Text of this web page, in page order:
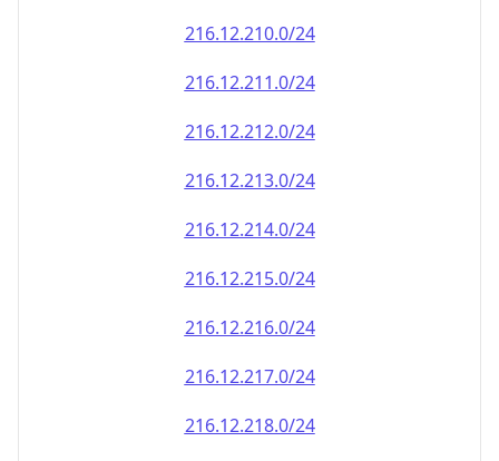
216.12.210.0/24
216.12.211.0/24
216.12.212.0/24
216.12.213.0/24
216.12.214.0/24
216.12.215.0/24
216.12.216.0/24
216.12.217.0/24
216.12.218.0/24